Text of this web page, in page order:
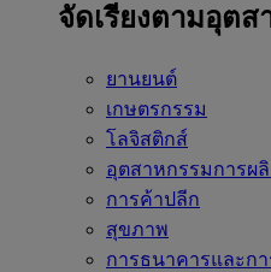
จัดเรียงตามอุตส
ยานยนต์
เกษตรกรรม
โลจิสติกส์
อุตสาหกรรมการผ
การค้าปลีก
สุขภาพ
การธนาคารและกา